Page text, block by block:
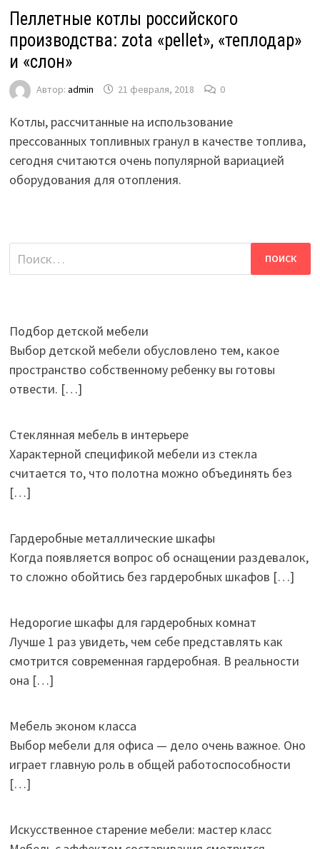
Пеллетные котлы российского
производства: zota «pellet», «теплодар»
и «слон»
Автор: admin 21 февраля, 2018 0
Котлы, рассчитанные на использование
прессованных топливных гранул в качестве топлива,
сегодня считаются очень популярной вариацией
оборудования для отопления.
Найти:
Подбор детской мебели
Выбор детской мебели обусловлено тем, какое
пространство собственному ребенку вы готовы
отвести. […]
Стеклянная мебель в интерьере
Характерной спецификой мебели из стекла
считается то, что полотна можно объединять без
[…]
Гардеробные металлические шкафы
Когда появляется вопрос об оснащении раздевалок,
то сложно обойтись без гардеробных шкафов […]
Недорогие шкафы для гардеробных комнат
Лучше 1 раз увидеть, чем себе представлять как
смотрится современная гардеробная. В реальности
она […]
Мебель эконом класса
Выбор мебели для офиса — дело очень важное. Оно
играет главную роль в общей работоспособности
[…]
Искусственное старение мебели: мастер класс